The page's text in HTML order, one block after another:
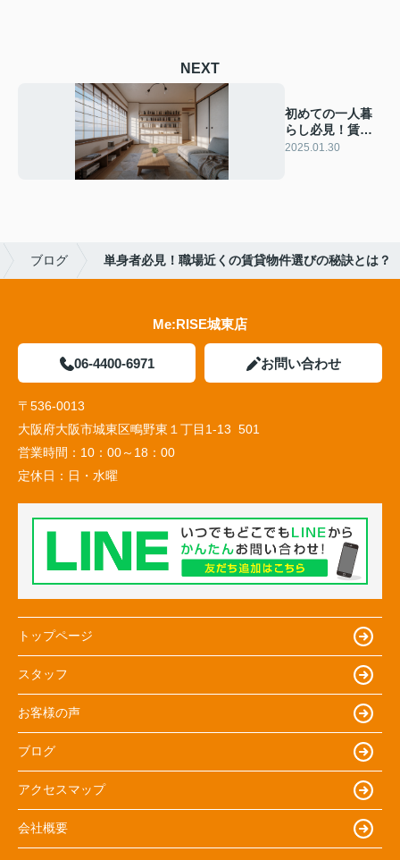
NEXT
初めての一人暮
らし必見！賃貸
契約の注意点と
2025.01.30
ブログ 単身者必見！職場近くの賃貸物件選びの秘訣とは？
Me:RISE城東店
06-4400-6971 お問い合わせ
〒536-0013
大阪府大阪市城東区鴫野東１丁目1-13 501
営業時間： 10：00～18：00
定休日： 日・水曜
トップページ
スタッフ
お客様の声
ブログ
アクセスマップ
会社概要